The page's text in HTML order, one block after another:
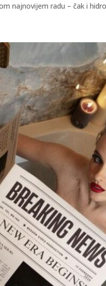
najnovijem radu – čak i